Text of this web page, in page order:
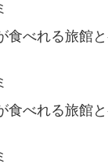
食べれる旅館
食べれる旅館